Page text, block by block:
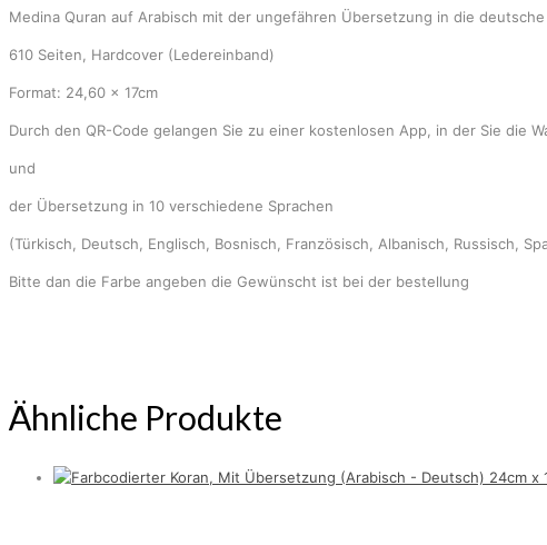
Medina Quran auf Arabisch mit der ungefähren Übersetzung in die
610 Seiten, Hardcover (Ledereinband)
Format: 24,60 x 17cm
Durch den QR-Code gelangen Sie zu einer kostenlosen App, in der Sie die
und
der Übersetzung in 10 verschiedene Sprachen
(Türkisch, Deutsch, Englisch, Bosnisch, Französisch, Albanisch, Russisch,
Bitte dan die Farbe angeben die Gewünscht ist bei der bestellung
Ähnliche Produkte